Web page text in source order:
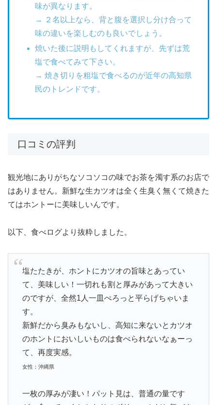
味が異なります。
→ ２名以上なら、背と腹を選択し分け合って
味の違いを楽しむのも良いでしょう。
焼いた後に説明もしてくれますが、先ずは荒
塩で食べてみて下さい。
→ 焼き切りを粗塩で食べるのが近年の高知県
民のトレンドです。
口コミの評判
観光地にありがちなソコソコの味でお茶を濁す系のお店で
はありません。新鮮な生カツオは全く生臭く無くて焼きた
てはホントーに美味しいんです。
以下、食べログより抜粋しました。
塩たたきが、ホントにカツオの旨味とあってい
て、美味しい！一切れも割と厚みがあって大きい
のですが、全然1人一皿ぺろっと平らげちゃいま
す。
新鮮だから臭みもないし、高知に来ないとカツオ
のホントにおいしいものは食べられないなぁーっ
て、再度実感。
女性：沖縄県
一枚の厚みが凄い！パット見は、普通の量です